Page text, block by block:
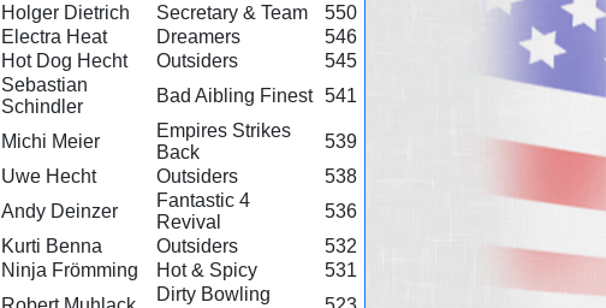
Holger Dietrich Secretary & Team
550
Electra Heat Dreamers
546
Hot Dog Hecht Outsiders
545
Sebastian
Schindler
Bad Aibling Finest 541
Michi Meier
Empires Strikes
Back
539
Uwe Hecht Outsiders
538
Andy Deinzer
Fantastic 4
Revival
536
Kurti Benna Outsiders
532
Ninja Frömming Hot & Spicy
531
Dirty Bowling